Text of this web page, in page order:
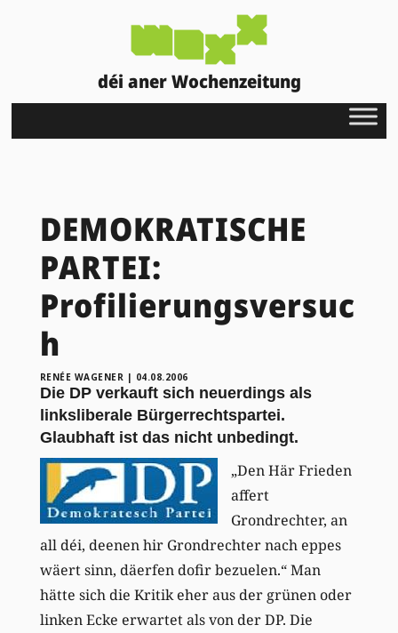
déi aner Wochenzeitung
DEMOKRATISCHE
PARTEI:
Profilierungsversuc
h
RENÉE WAGENER | 04.08.2006
Die DP verkauft sich neuerdings als
linksliberale Bürgerrechtspartei.
Glaubhaft ist das nicht unbedingt.
„Den Här Frieden
affert
Grondrechter, an
all déi, deenen hir Grondrechter nach eppes
wäert sinn, däerfen dofir bezuelen.“ Man
hätte sich die Kritik eher aus der grünen oder
linken Ecke erwartet als von der DP. Die